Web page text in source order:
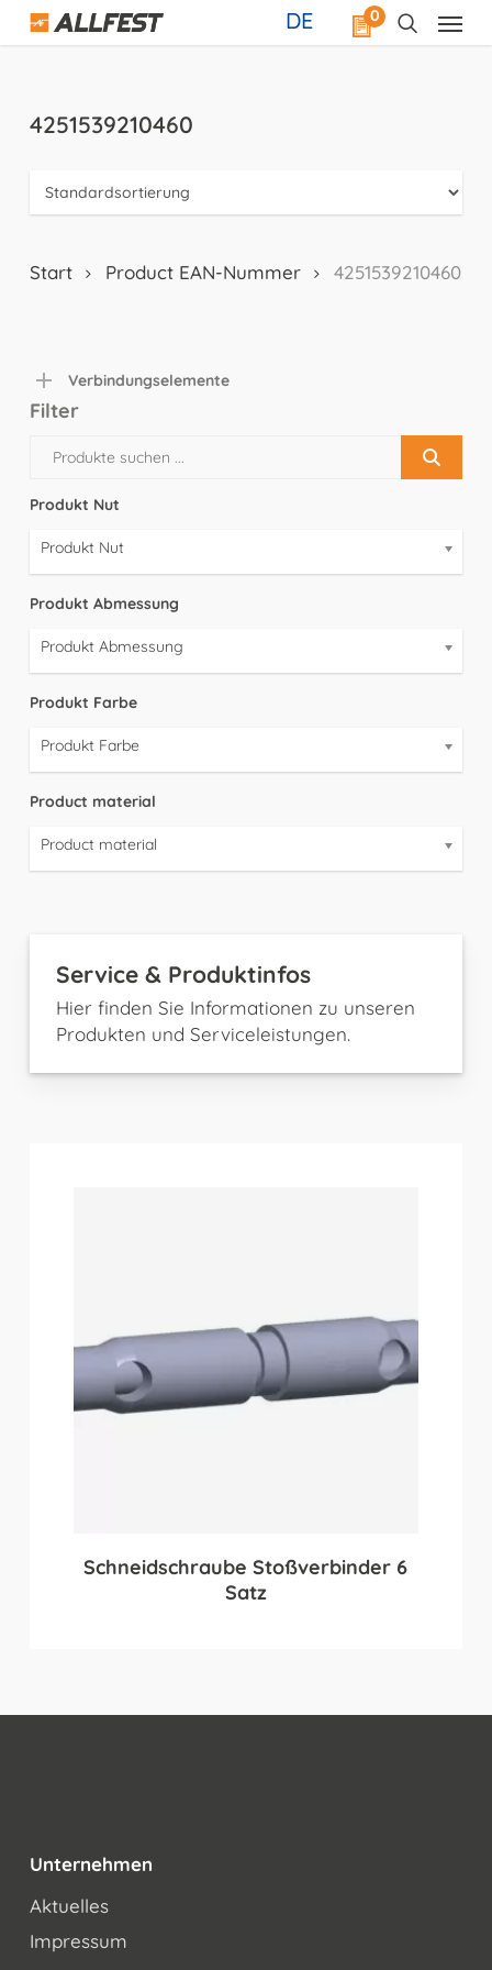
Skip
0
DE
4251539210460
Start Product EAN-Nummer 4251539210460
Verbindungselemente
Filter
Produkt Nut
Produkt Nut
Produkt Abmessung
Produkt Abmessung
Produkt Farbe
Produkt Farbe
Product material
Product material
Service & Produktinfos
Hier finden Sie Informationen zu unseren
Produkten und Serviceleistungen.
Schneidschraube Stoßverbinder 6
Satz
Unternehmen
Aktuelles
Impressum